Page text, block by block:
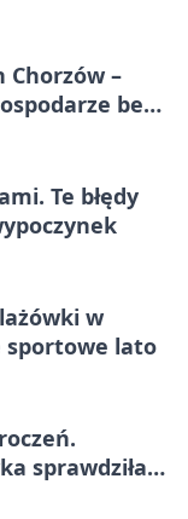
Chorzów –
bez
Te błędy
w
sportowe lato
sprawdziła